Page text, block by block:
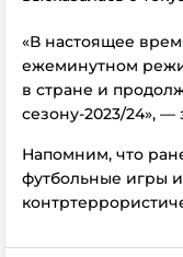
«В настоящее
ежеминутном
в стране и
сезону-2023/24», —
Напомним, что
футбольные игры